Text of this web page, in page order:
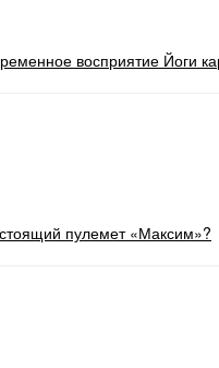
восприятие Йоги
пулемет «Максим»?